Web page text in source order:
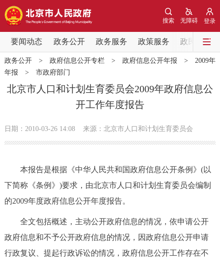
登录
无障碍
搜索
要闻动态 政务公开 政务服务 政策服务 政民互动
要闻动态
党中央精神 国务院信息 中央部委动态
北京要闻 会议信息 部门动态
市领导 机构职能 政策服务
政策兑现 政策解读
决策公开 专题公开
政务服务
政务公开> 政府信息公开专栏> 政府信息公开年报 > 2009年
年报 > 市政府部门
北京市人口和计划生育委员会2009年政府信息公
开工作年度报告
日期：2010-03-26 14:08 来源：北京市人口和计划生育委员会
本报告是根据《中华人民共和国政府信息公开条例》(以
下简称《条例》)要求，由北京市人口和计划生育委员会编制
的2009年度政府信息公开年度报告。
全文包括概述，主动公开政府信息的情况，依申请公开
政府信息和不予公开政府信息的情况，因政府信息公开申请
行政复议、提起行政诉讼的情况，政府信息公开工作存在不